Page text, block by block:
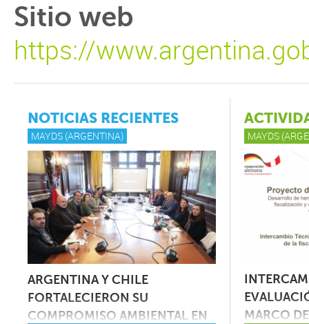
Sitio web
https://
NOTICIAS RECIENTES
MAYDS (ARGENTINA)
ARGENTINA Y CHILE
FORTALECIERON SU
COMPROMISO AMBIENTAL EN
AMBIENTE
ORGANISMOS
POR SU
MAYDS
JORNADA REGIONAL DE
CONTROL Y MONITOREO
AMBIENTAL
MARCO